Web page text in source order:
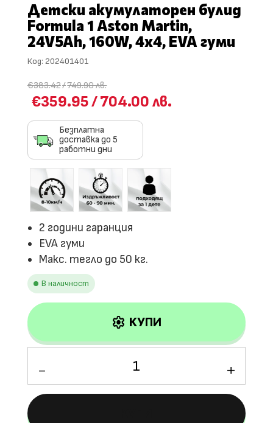
Детски акумулаторен булид
Formula 1 Aston Martin,
24V5Ah, 160W, 4х4, EVA гуми
Код: 202401401
€383.42/749.90 лв.
€359.95/704.00 лв.
Безплатна
доставка до 5
работни дни
2 години гаранция
EVA гуми
Макс. тегло до 50 кг.
В наличност
settings КУПИ
Детски
акумулаторен
булид